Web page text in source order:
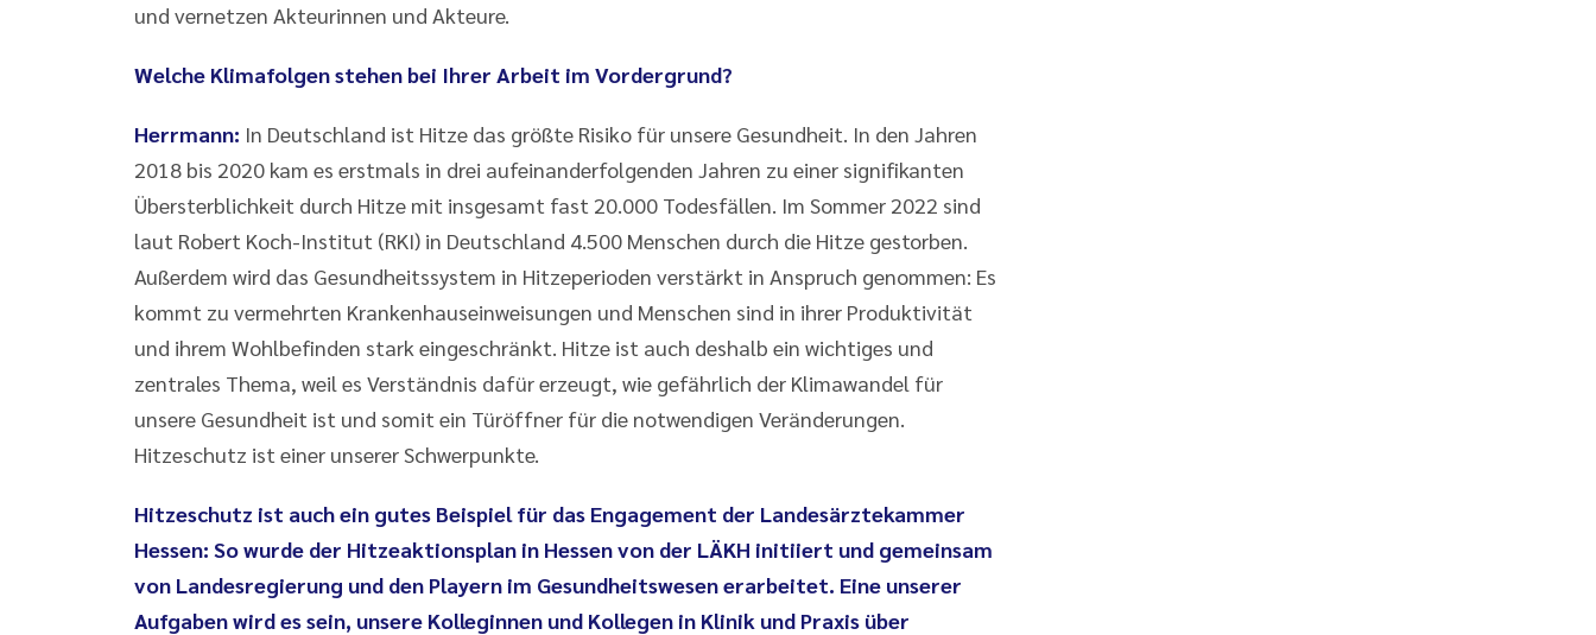
und vernetzen Akteurinnen und Akteure.
Welche Klimafolgen stehen bei Ihrer Arbeit im Vordergrund?
Herrmann: In Deutschland ist Hitze das größte Risiko für unsere Gesundheit. In den Jahren
2018 bis 2020 kam es erstmals in drei aufeinanderfolgenden Jahren zu einer signifikanten
Übersterblichkeit durch Hitze mit insgesamt fast 20.000 Todesfällen. Im Sommer 2022 sind
laut Robert Koch-Institut (RKI) in Deutschland 4.500 Menschen durch die Hitze gestorben.
Außerdem wird das Gesundheitssystem in Hitzeperioden verstärkt in Anspruch genommen: Es
kommt zu vermehrten Krankenhauseinweisungen und Menschen sind in ihrer Produktivität
und ihrem Wohlbefinden stark eingeschränkt. Hitze ist auch deshalb ein wichtiges und
zentrales Thema, weil es Verständnis dafür erzeugt, wie gefährlich der Klimawandel für
unsere Gesundheit ist und somit ein Türöffner für die notwendigen Veränderungen.
Hitzeschutz ist einer unserer Schwerpunkte.
Hitzeschutz ist auch ein gutes Beispiel für das Engagement der Landesärztekammer
Hessen: So wurde der Hitzeaktionsplan in Hessen von der LÄKH initiiert und gemeinsam
von Landesregierung und den Playern im Gesundheitswesen erarbeitet. Eine unserer
Aufgaben wird es sein, unsere Kolleginnen und Kollegen in Klinik und Praxis über